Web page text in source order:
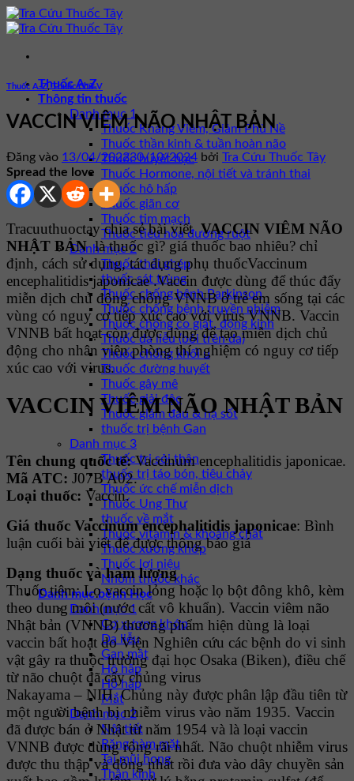
Bỏ
qua
dung
Thuốc A-Z
Thông tin thuốc
Danh mục 1
Thuốc Kháng Viêm, Giảm Phù Nề
Thuốc thần kinh & tuần hoàn não
Thuốc huyết học
Thuốc Hormone, nội tiết và tránh thai
Thuốc hô hấp
Thuốc giãn cơ
Thuốc tim mạch
Thuốc tiêu hóa đường ruột
Danh mục 2
Thuốc thải ghép
thuốc sát trùng
Thuốc chống bệnh Parkinson
Thuốc chống bệnh truyền nhiễm
Thuốc chống co giật, động kinh
Thuốc da liễu (bôi trên da)
Thuốc chống khối u
Thuốc đường huyết
Thuốc gây mê
Thuốc giải độc
Thuốc giảm đau & hạ sốt
thuốc trị bệnh Gan
Danh mục 3
Thuốc trị sỏi thận
thuốc trị táo bón, tiêu chảy
Thuốc ức chế miễn dịch
Thuốc Ung Thư
thuốc về mắt
Thuốc vitamin & khoáng chất
Thuốc xương khớp
Thuốc lợi niệu
Nhóm thuốc khác
Danh mục bệnh Học
Danh mục 1
Cơ xương khớp
Da liễu
Gan mật
Hô hấp
Hô hấp
Mắt
Danh mục 2
Nội tiết
Răng hàm mặt
Tai mũi họng
Thần kinh
Thuốc A-Z,Thuốc Chữ V
VACCIN VIÊM NÃO NHẬT BẢN
Đăng vào 13/04/202230/10/2024 bởi Tra Cứu Thuốc Tây
Spread the love
Tracuuthuoctay chia sẻ bài viếtVACCIN VIÊM NÃO
NHẬT BẢNlà thuốc gì? giá thuốc bao nhiêu? chỉ
định, cách sử dụng, tác dụng phụ thuốcVaccinum
encephalitidis japonicae .Vaccin được dùng để thúc đẩy
miễn dịch chủ động chống VNNB ở trẻ em sống tại các
vùng có nguy cơ tiếp xúc cao với virus VNNB. Vaccin
VNNB bất hoạt còn được dùng để tạo miễn dịch chủ
động cho nhân viên phòng thí nghiệm có nguy cơ tiếp
xúc cao với virus.
VACCIN VIÊM NÃO NHẬT BẢN
Tên chung quốc tế:Vaccinum encephalitidis japonicae.
Mã ATC: J07B A02.
Loại thuốc: Vaccin.
Giá thuốc Vaccinum encephalitidis japonicae: Bình
luận cuối bài viết để được thông báo giá
Dạng thuốc và hàm lượng
Thuốc tiêm: Lọ vaccin lỏng hoặc lọ bột đông khô, kèm
theo dung môi (nước cất vô khuẩn). Vaccin viêm não
Nhật bản (VNNB) thương phẩm hiện dùng là loại
vaccin bất hoạt do Viện Nghiên cứu các bệnh do vi sinh
vật gây ra thuộc trường đại học Osaka (Biken), điều chế
từ não chuột đã cấy chủng virus
Nakayama – NIH. Chủng này được phân lập đầu tiên từ
một người bệnh bị nhiễm virus vào năm 1935. Vaccin
đã được bán ở Nhật từ năm 1954 và là loại vaccin
VNNB được dùng rộng rãi nhất. Não chuột nhiễm virus
được thu thập và đồng nhất rồi đưa vào dây chuyền sản